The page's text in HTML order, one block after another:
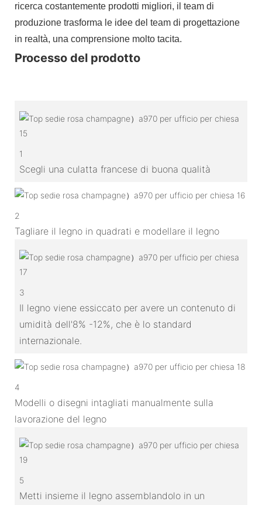
ricerca costantemente prodotti migliori, il team di
produzione trasforma le idee del team di progettazione
in realtà, una comprensione molto tacita.
Processo del prodotto
1
Scegli una culatta francese di buona qualità
2
Tagliare il legno in quadrati e modellare il legno
3
Il legno viene essiccato per avere un contenuto di
umidità dell'8% -12%, che è lo standard
internazionale.
4
Modelli o disegni intagliati manualmente sulla
lavorazione del legno
5
Metti insieme il legno assemblandolo in un